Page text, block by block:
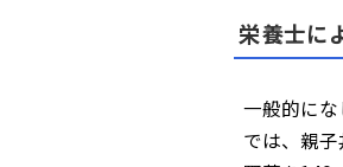
栄養士に
一般的に
では、親